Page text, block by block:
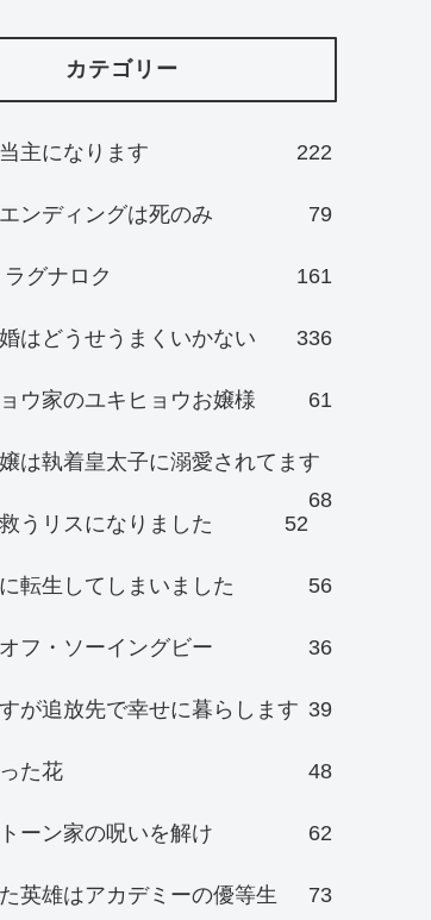
カテゴリー
主になります 222
ンディングは死のみ 79
グナロク 161
はどうせうまくいかない 336
ウ家のユキヒョウお嬢様 61
は執着皇太子に溺愛されてます
68
うリスになりました
52
転生してしまいました 56
フ・ソーイングビー 36
が追放先で幸せに暮らします 39
た花 48
ーン家の呪いを解け 62
英雄はアカデミーの優等生 73